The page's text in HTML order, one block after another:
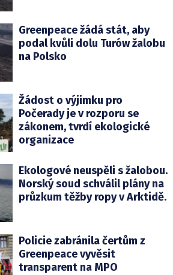
Greenpeace žádá stát, aby
podal kvůli dolu Turów žalobu
na Polsko
Žádost o výjimku pro
Počerady je v rozporu se
zákonem, tvrdí ekologické
organizace
Ekologové neuspěli s žalobou.
Norský soud schválil plány na
průzkum těžby ropy v Arktidě.
Policie zabránila čertům z
Greenpeace vyvěsit
transparent na MPO